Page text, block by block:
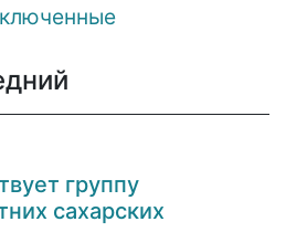
группу
сахарских